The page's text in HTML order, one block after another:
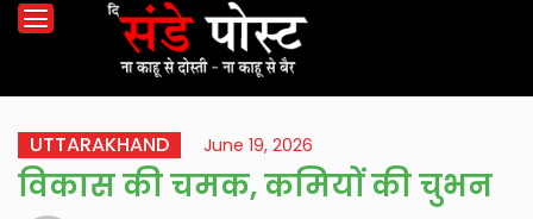
UTTARAKHAND June 19, 2026
विकास की चमक, कमियों की चुभन